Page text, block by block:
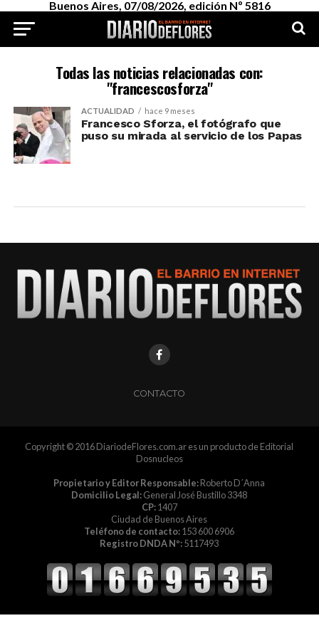
Buenos Aires, 07/08/2026, edición Nº 5816
Todas las noticias relacionadas con:
"francescosforza"
ACTUALIDAD hace 9 meses
Francesco Sforza, el fotógrafo que
puso su mirada al servicio de los Papas
CONTACTO
Copyright © 2016 DiariodeFlores.com.ar es un producto de Editorial
Dosnucleos
Propietario y Editor Responsable:Roberto D´Anna
Domicilio Legal:General José Bustillo 3348
CP:1407
Ciudad de Buenos Aires
Teléfono de contacto:153 600 6906
Registro DNDA Nº:5117493